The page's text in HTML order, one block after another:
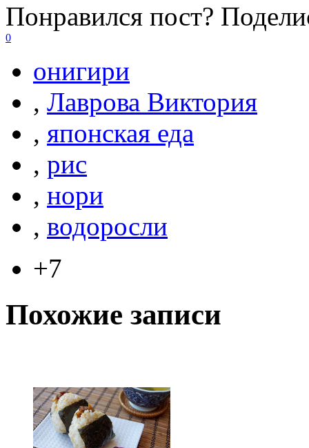
Понравился пост?
0
онигири
, Лаврова Виктория
, японская еда
, рис
, нори
, водоросли
+7
Похожие записи